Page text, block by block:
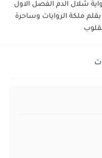
شلال الدم الفصل الاول
1 بقلم ملكة الروايات وساحرة